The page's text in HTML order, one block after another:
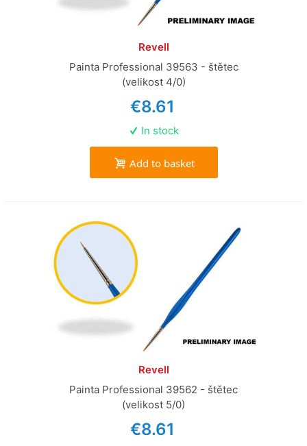
Revell
Painta Professional 39563 - štětec
(velikost 4/0)
€8.61
In stock
Add to basket
Revell
Painta Professional 39562 - štětec
(velikost 5/0)
€8.61